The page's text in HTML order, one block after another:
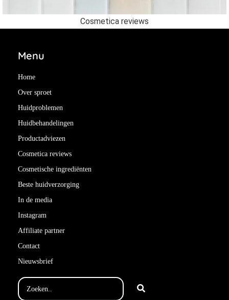
Cosmetica reviews
Menu
Home
Over sproet
Huidproblemen
Huidbehandelingen
Productadviezen
Cosmetica reviews
Cosmetische ingrediënten
Beste huidverzorging
In de media
Instagram
Affiliate partner
Contact
Nieuwsbrief